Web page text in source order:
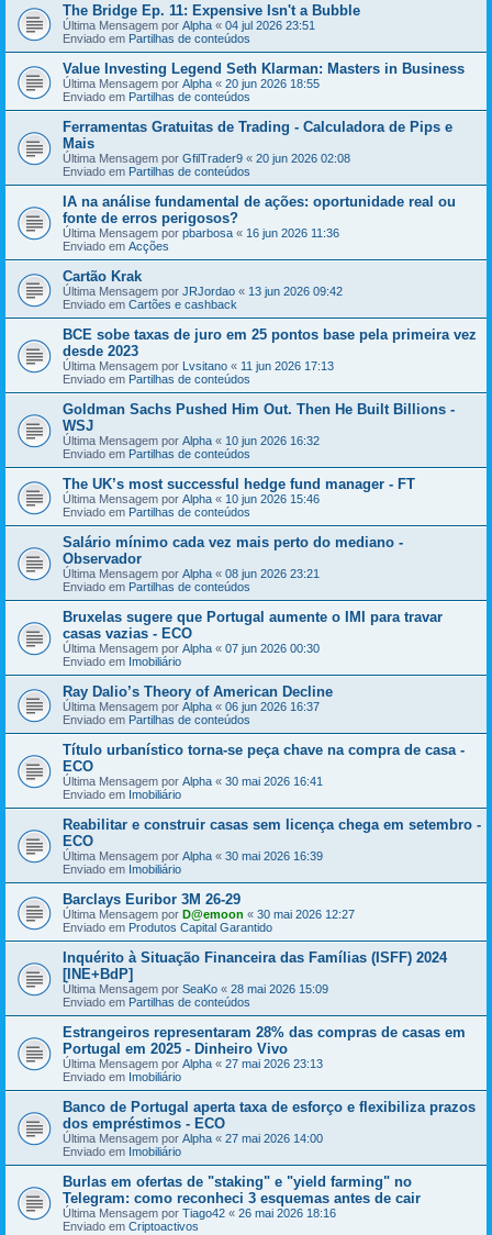
The Bridge Ep. 11: Expensive Isn't a Bubble
Última Mensagem por Alpha « 04 jul 2026 23:51
Enviado em Partilhas de conteúdos
Value Investing Legend Seth Klarman: Masters in Business
Última Mensagem por Alpha « 20 jun 2026 18:55
Enviado em Partilhas de conteúdos
Ferramentas Gratuitas de Trading - Calculadora de Pips e
Mais
Última Mensagem por GfilTrader9 « 20 jun 2026 02:08
Enviado em Partilhas de conteúdos
IA na análise fundamental de ações: oportunidade real ou
fonte de erros perigosos?
Última Mensagem por pbarbosa « 16 jun 2026 11:36
Enviado em Acções
Cartão Krak
Última Mensagem por JRJordao « 13 jun 2026 09:42
Enviado em Cartões e cashback
BCE sobe taxas de juro em 25 pontos base pela primeira vez
desde 2023
Última Mensagem por Lvsitano « 11 jun 2026 17:13
Enviado em Partilhas de conteúdos
Goldman Sachs Pushed Him Out. Then He Built Billions -
WSJ
Última Mensagem por Alpha « 10 jun 2026 16:32
Enviado em Partilhas de conteúdos
The UK’s most successful hedge fund manager - FT
Última Mensagem por Alpha « 10 jun 2026 15:46
Enviado em Partilhas de conteúdos
Salário mínimo cada vez mais perto do mediano -
Observador
Última Mensagem por Alpha « 08 jun 2026 23:21
Enviado em Partilhas de conteúdos
Bruxelas sugere que Portugal aumente o IMI para travar
casas vazias - ECO
Última Mensagem por Alpha « 07 jun 2026 00:30
Enviado em Imobiliário
Ray Dalio’s Theory of American Decline
Última Mensagem por Alpha « 06 jun 2026 16:37
Enviado em Partilhas de conteúdos
Título urbanístico torna-se peça chave na compra de casa -
ECO
Última Mensagem por Alpha « 30 mai 2026 16:41
Enviado em Imobiliário
Reabilitar e construir casas sem licença chega em setembro -
ECO
Última Mensagem por Alpha « 30 mai 2026 16:39
Enviado em Imobiliário
Barclays Euribor 3M 26-29
Última Mensagem por D@emoon « 30 mai 2026 12:27
Enviado em Produtos Capital Garantido
Inquérito à Situação Financeira das Famílias (ISFF) 2024
[INE+BdP]
Última Mensagem por SeaKo « 28 mai 2026 15:09
Enviado em Partilhas de conteúdos
Estrangeiros representaram 28% das compras de casas em
Portugal em 2025 - Dinheiro Vivo
Última Mensagem por Alpha « 27 mai 2026 23:13
Enviado em Imobiliário
Banco de Portugal aperta taxa de esforço e flexibiliza prazos
dos empréstimos - ECO
Última Mensagem por Alpha « 27 mai 2026 14:00
Enviado em Imobiliário
Burlas em ofertas de "staking" e "yield farming" no
Telegram: como reconheci 3 esquemas antes de cair
Última Mensagem por Tiago42 « 26 mai 2026 18:16
Enviado em Criptoactivos